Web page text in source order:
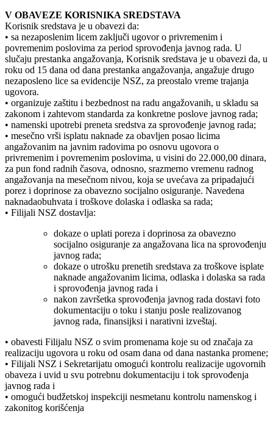
V OBAVEZE KORISNIKA SREDSTAVA
Korisnik sredstava je u obavezi da:
• sa nezaposlenim licem zaključi ugovor o privremenim i
povremenim poslovima za period sprovođenja javnog rada. U
slučaju prestanka angažovanja, Korisnik sredstava je u obavezi da, u
roku od 15 dana od dana prestanka angažovanja, angažuje drugo
nezaposleno lice sa evidencije NSZ, za preostalo vreme trajanja
ugovora.
• organizuje zaštitu i bezbednost na radu angažovanih, u skladu sa
zakonom i zahtevom standarda za konkretne poslove javnog rada;
• namenski upotrebi preneta sredstva za sprovođenje javnog rada;
• mesečno vrši isplatu naknade za obavljen posao licima
angažovanim na javnim radovima po osnovu ugovora o
privremenim i povremenim poslovima, u visini do 22.000,00 dinara,
za pun fond radnih časova, odnosno, srazmerno vremenu radnog
angažovanja na mesečnom nivou, koja se uvećava za pripadajući
porez i doprinose za obavezno socijalno osiguranje. Navedena
naknadaobuhvata i troškove dolaska i odlaska sa rada;
• Filijali NSZ dostavlja:
dokaze o uplati poreza i doprinosa za obavezno
socijalno osiguranje za angažovana lica na sprovođenju
javnog rada;
dokaze o utrošku prenetih sredstava za troškove isplate
naknade angažovanim licima, odlaska i dolaska sa rada
i sprovođenja javnog rada i
nakon završetka sprovođenja javnog rada dostavi foto
dokumentaciju o toku i stanju posle realizovanog
javnog rada, finansijksi i narativni izveštaj.
• obavesti Filijalu NSZ o svim promenama koje su od značaja za
realizaciju ugovora u roku od osam dana od dana nastanka promene;
• Filijali NSZ i Sekretarijatu omogući kontrolu realizacije ugovornih
obaveza i uvid u svu potrebnu dokumentaciju i tok sprovođenja
javnog rada i
• omogući budžetskoj inspekciji nesmetanu kontrolu namenskog i
zakonitog korišćenja